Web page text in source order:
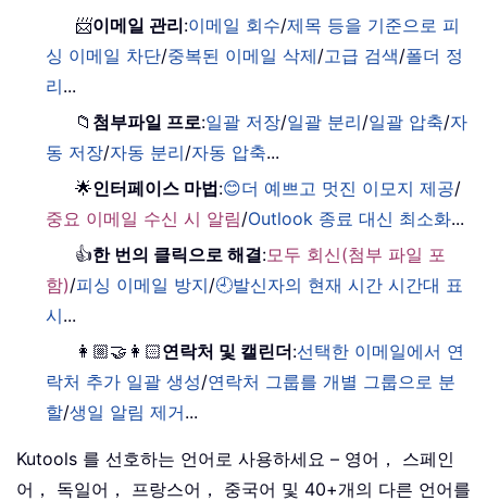
📨이메일 관리:이메일 회수/제목 등을 기준으로 피
싱 이메일 차단/중복된 이메일 삭제/고급 검색/폴더 정
리...
📁 첨부파일 프로:일괄 저장/일괄 분리/일괄 압축/자
동 저장/자동 분리/자동 압축...
🌟인터페이스 마법:😊더 예쁘고 멋진 이모지 제공/
중요 이메일 수신 시 알림/Outlook 종료 대신 최소화...
👍한 번의 클릭으로 해결:모두 회신(첨부 파일 포
함)/피싱 이메일 방지/🕘발신자의 현재 시간 시간대 표
시...
👩🏼‍🤝‍👩🏻연락처 및 캘린더:선택한 이메일에서 연
락처 추가 일괄 생성/연락처 그룹를 개별 그룹으로 분
할/생일 알림 제거...
Kutools 를 선호하는 언어로 사용하세요 – 영어， 스페인
어， 독일어， 프랑스어， 중국어 및 40+개의 다른 언어를